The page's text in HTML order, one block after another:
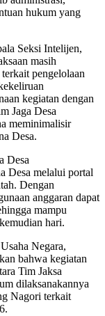
hukum yang
Seksi Intelijen,
masih
pengelolaan
kegiatan dengan
Jaga Desa
meminimalisir
Desa.
Desa
Desa melalui portal
Dengan
anggaran dapat
mampu
hari.
Negara,
bahwa kegiatan
Tim Jaksa
dilaksanakannya
Nagori terkait